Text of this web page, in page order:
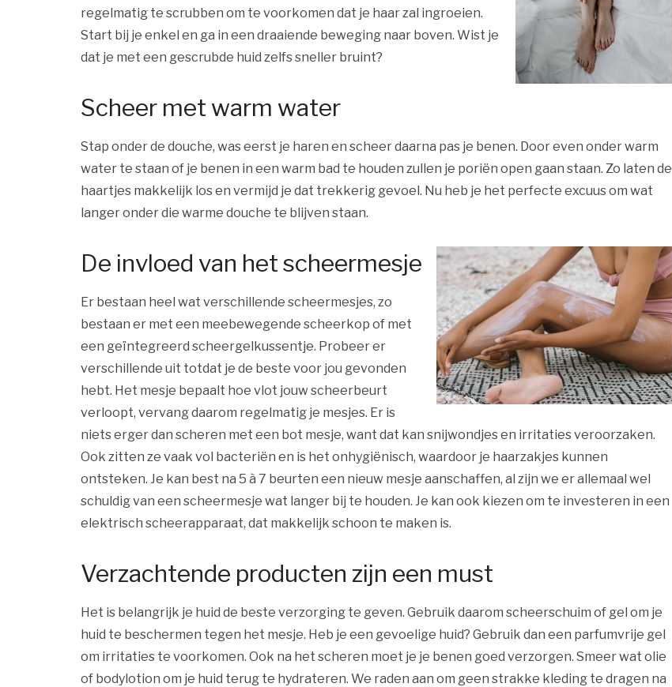
regelmatig te scrubben om te voorkomen dat je haar zal ingroeien.
Start bij je enkel en ga in een draaiende beweging naar boven. Wist je
dat je met een gescrubde huid zelfs sneller bruint?
Scheer met warm water
Stap onder de douche, was eerst je haren en scheer daarna pas je benen. Door even onder warm
water te staan of je benen in een warm bad te houden zullen je poriën open gaan staan. Zo laten de
haartjes makkelijk los en vermijd je dat trekkerig gevoel. Nu heb je het perfecte excuus om wat
langer onder die warme douche te blijven staan.
De invloed van het scheermesje
Er bestaan heel wat verschillende scheermesjes, zo
bestaan er met een meebewegende scheerkop of met
een geïntegreerd scheergelkussentje. Probeer er
verschillende uit totdat je de beste voor jou gevonden
hebt. Het mesje bepaalt hoe vlot jouw scheerbeurt
verloopt, vervang daarom regelmatig je mesjes. Er is
niets erger dan scheren met een bot mesje, want dat kan snijwondjes en irritaties veroorzaken.
Ook zitten ze vaak vol bacteriën en is het onhygiënisch, waardoor je haarzakjes kunnen
ontsteken. Je kan best na 5 à 7 beurten een nieuw mesje aanschaffen, al zijn we er allemaal wel
schuldig van een scheermesje wat langer bij te houden. Je kan ook kiezen om te investeren in een
elektrisch scheerapparaat, dat makkelijk schoon te maken is.
Verzachtende producten zijn een must
Het is belangrijk je huid de beste verzorging te geven. Gebruik daarom scheerschuim of gel om je
huid te beschermen tegen het mesje. Heb je een gevoelige huid? Gebruik dan een parfumvrije gel
om irritaties te voorkomen. Ook na het scheren moet je je benen goed verzorgen. Smeer wat olie
of bodylotion om je huid terug te hydrateren. We raden aan om geen strakke kleding te dragen na